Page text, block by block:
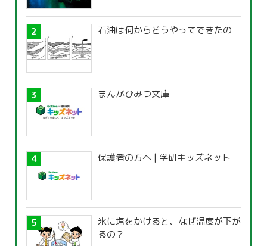
石油は何からどうやってできたの
まんがひみつ文庫
保護者の方へ | 学研キッズネット
氷に塩をかけると、なぜ温度が下が
るの？